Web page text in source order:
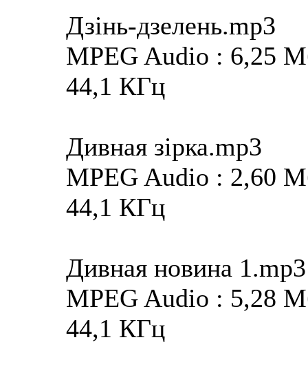
Дзінь-дзелень.mp3
MPEG Audio : 6,25
44,1 КГц
Дивная зірка.mp3
MPEG Audio : 2,60
44,1 КГц
Дивная новина 1.mp3
MPEG Audio : 5,28
44,1 КГц